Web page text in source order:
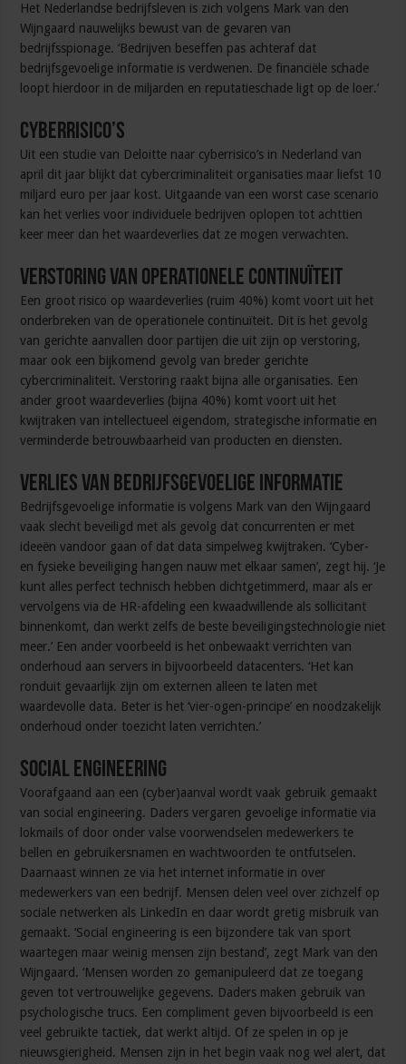
Het Nederlandse bedrijfsleven is zich volgens Mark van den
Wijngaard nauwelijks bewust van de gevaren van
bedrijfsspionage. ‘Bedrijven beseffen pas achteraf dat
bedrijfsgevoelige informatie is verdwenen. De financiële schade
loopt hierdoor in de miljarden en reputatieschade ligt op de loer.’
Cyberrisico’s
Uit een studie van Deloitte naar cyberrisico’s in Nederland van
april dit jaar blijkt dat cybercriminaliteit organisaties maar liefst 10
miljard euro per jaar kost. Uitgaande van een worst case scenario
kan het verlies voor individuele bedrijven oplopen tot achttien
keer meer dan het waardeverlies dat ze mogen verwachten.
Verstoring van operationele continuïteit
Een groot risico op waardeverlies (ruim 40%) komt voort uit het
onderbreken van de operationele continuïteit. Dit is het gevolg
van gerichte aanvallen door partijen die uit zijn op verstoring,
maar ook een bijkomend gevolg van breder gerichte
cybercriminaliteit. Verstoring raakt bijna alle organisaties. Een
ander groot waardeverlies (bijna 40%) komt voort uit het
kwijtraken van intellectueel eigendom, strategische informatie en
verminderde betrouwbaarheid van producten en diensten.
Verlies van bedrijfsgevoelige informatie
Bedrijfsgevoelige informatie is volgens Mark van den Wijngaard
vaak slecht beveiligd met als gevolg dat concurrenten er met
ideeën vandoor gaan of dat data simpelweg kwijtraken. ‘Cyber-
en fysieke beveiliging hangen nauw met elkaar samen’, zegt hij. ‘Je
kunt alles perfect technisch hebben dichtgetimmerd, maar als er
vervolgens via de HR-afdeling een kwaadwillende als sollicitant
binnenkomt, dan werkt zelfs de beste beveiligingstechnologie niet
meer.’ Een ander voorbeeld is het onbewaakt verrichten van
onderhoud aan servers in bijvoorbeeld datacenters. ‘Het kan
ronduit gevaarlijk zijn om externen alleen te laten met
waardevolle data. Beter is het ‘vier-ogen-principe’ en noodzakelijk
onderhoud onder toezicht laten verrichten.’
Social engineering
Voorafgaand aan een (cyber)aanval wordt vaak gebruik gemaakt
van social engineering. Daders vergaren gevoelige informatie via
lokmails of door onder valse voorwendselen medewerkers te
bellen en gebruikersnamen en wachtwoorden te ontfutselen.
Daarnaast winnen ze via het internet informatie in over
medewerkers van een bedrijf. Mensen delen veel over zichzelf op
sociale netwerken als LinkedIn en daar wordt gretig misbruik van
gemaakt. ‘Social engineering is een bijzondere tak van sport
waartegen maar weinig mensen zijn bestand’, zegt Mark van den
Wijngaard. ‘Mensen worden zo gemanipuleerd dat ze toegang
geven tot vertrouwelijke gegevens. Daders maken gebruik van
psychologische trucs. Een compliment geven bijvoorbeeld is een
veel gebruikte tactiek, dat werkt altijd. Of ze spelen in op je
nieuwsgierigheid. Mensen zijn in het begin vaak nog wel alert, dat